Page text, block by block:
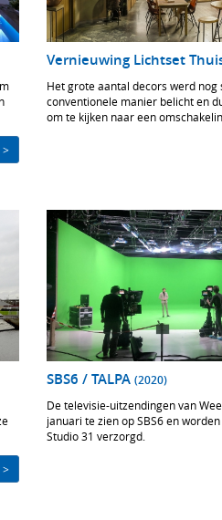
>
Vernieuwing Lichtset
Het grote aantal decors werd nog
conventionele manier belicht en
om te kijken naar een
>
SBS6 / TALPA (2020)
De televisie-uitzendingen van
januari te zien op SBS6 en
Studio 31 verzorgd.